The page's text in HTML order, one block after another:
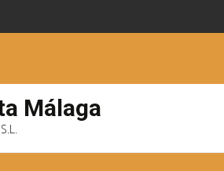
Málaga